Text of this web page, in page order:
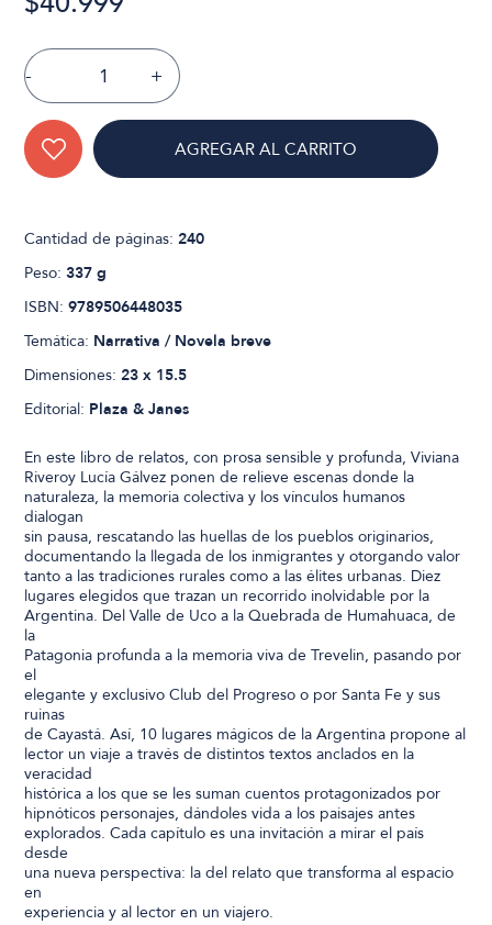
- +
AGREGAR AL CARRITO
Cantidad de páginas:240
Peso:337 g
ISBN:9789506448035
Temática: Narrativa / Novela breve
Dimensiones:23 x 15.5
Editorial: Plaza & Janes
En este libro de relatos, con prosa sensible y profunda, Viviana
Riveroy Lucía Gálvez ponen de relieve escenas donde la
naturaleza, la memoria colectiva y los vínculos humanos
dialogan
sin pausa, rescatando las huellas de los pueblos originarios,
documentando la llegada de los inmigrantes y otorgando valor
tanto a las tradiciones rurales como a las élites urbanas. Diez
lugares elegidos que trazan un recorrido inolvidable por la
Argentina. Del Valle de Uco a la Quebrada de Humahuaca, de
la
Patagonia profunda a la memoria viva de Trevelin, pasando por
el
elegante y exclusivo Club del Progreso o por Santa Fe y sus
ruinas
de Cayastá. Así, 10 lugares mágicos de la Argentina propone al
lector un viaje a través de distintos textos anclados en la
veracidad
histórica a los que se les suman cuentos protagonizados por
hipnóticos personajes, dándoles vida a los paisajes antes
explorados. Cada capítulo es una invitación a mirar el país
desde
una nueva perspectiva: la del relato que transforma al espacio
en
experiencia y al lector en un viajero.